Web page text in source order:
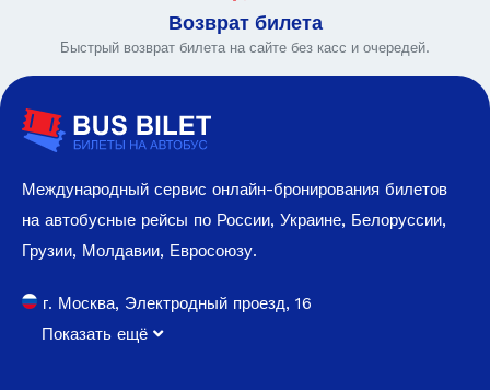
Возврат билета
Быстрый возврат билета на сайте без касс и очередей.
Международный сервис онлайн-бронирования билетов
на автобусные рейсы по России, Украине, Белоруссии,
Грузии, Молдавии, Евросоюзу.
г. Москва, Электродный проезд, 16
Показать ещё